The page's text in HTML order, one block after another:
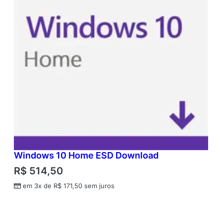
Windows 10 Home ESD Download
R$ 514,50
em 3x de R$ 171,50 sem juros